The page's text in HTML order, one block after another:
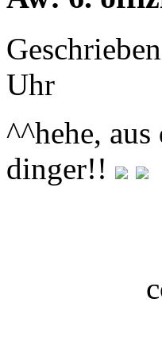
Uhr
^^hehe,
dinger!!